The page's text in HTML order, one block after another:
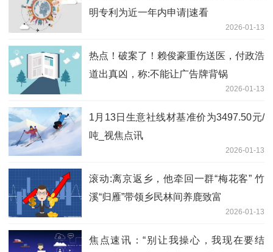
明专利为近一年内申请|速看
2026-01-13
热点！破案了！赖俊豪重伤送医，付政浩
道出真凶，称:不能让广告牌背锅
2026-01-13
1月13日生意社线材基准价为3497.50元/
吨_视焦点讯
2026-01-13
滚动:离京返乡，他牵回一群“梅花客” 竹
溪“归雁”带领乡民林间养鹿致富
2026-01-13
焦点速讯：“别让我操心，我现在要结